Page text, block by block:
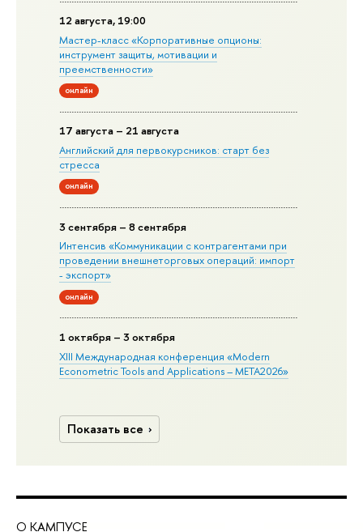
12 августа, 19:00
Мастер-класс «Корпоративные опционы:
инструмент защиты, мотивации и
преемственности»
онлайн
17 августа – 21 августа
Английский для первокурсников: старт без
стресса
онлайн
3 сентября – 8 сентября
Интенсив «Коммуникации с контрагентами при
проведении внешнеторговых операций: импорт
- экспорт»
онлайн
1 октября – 3 октября
XIII Международная конференция «Modern
Econometric Tools and Applications – META2026»
Показать все
О КАМПУСЕ